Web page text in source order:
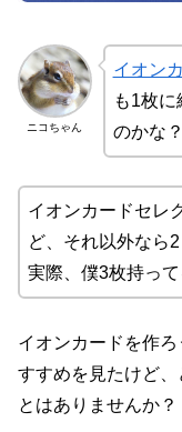
ニコちゃん
イオン
も1枚
のかな？
イオンカードセレ
ど、それ以外なら
実際、僕3枚持って
イオンカードを作
すすめを見たけど
とはありませんか？